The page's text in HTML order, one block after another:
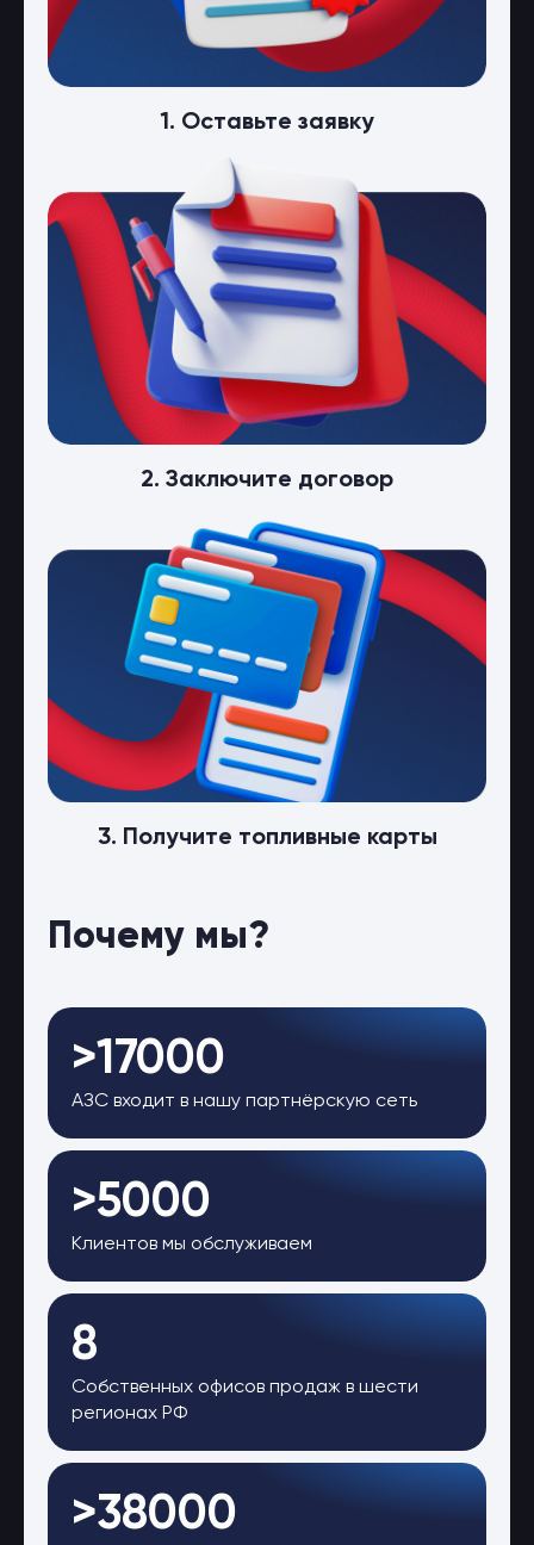
1. Оставьте заявку
2. Заключите договор
3. Получите топливные карты
Почему мы?
>17000
АЗС входит в нашу партнёрскую сеть
>5000
Клиентов мы обслуживаем
8
Собственных офисов продаж в шести
регионах РФ
>38000